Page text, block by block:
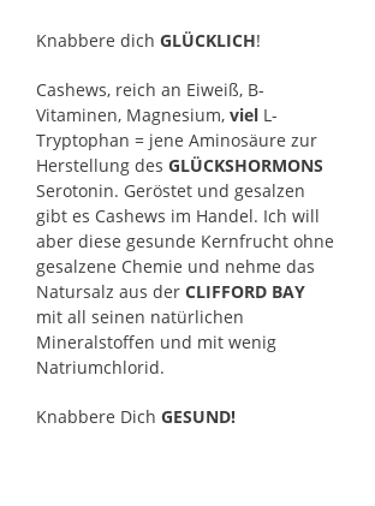
Knabbere dich GLÜCKLICH!
Cashews, reich an Eiweiß, B-
Vitaminen, Magnesium, viel L-
Tryptophan = jene Aminosäure zur
Herstellung des GLÜCKSHORMONS
Serotonin. Geröstet und gesalzen
gibt es Cashews im Handel. Ich will
aber diese gesunde Kernfrucht ohne
gesalzene Chemie und nehme das
Natursalz aus der CLIFFORD BAY
mit all seinen natürlichen
Mineralstoffen und mit wenig
Natriumchlorid.
Knabbere Dich GESUND!